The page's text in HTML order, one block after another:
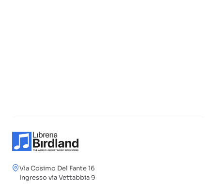
Via Cosimo Del Fante 16
Ingresso via Vettabbia 9